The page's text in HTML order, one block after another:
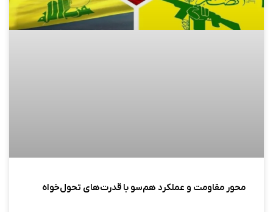
محور مقاومت و عملکرد هم‌سو با قدرت‌های تحول‌خواه